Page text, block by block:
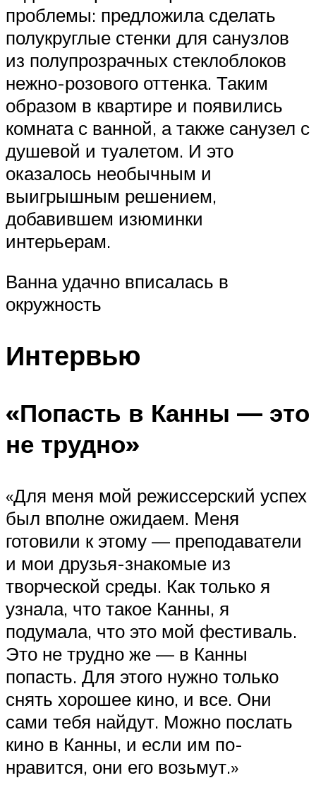
проблемы: предложила сделать
полукруглые стенки для санузлов
из полупрозрачных стеклоблоков
нежно-розового оттенка. Таким
образом в квартире и появились
комната с ванной, а также санузел с
душевой и туалетом. И это
оказалось необычным и
выигрышным решением,
добавившем изюминки
интерьерам.
Ванна удачно вписалась в
окружность
Интервью
«Попасть в Канны — это
не трудно»
«Для меня мой режиссерский успех
был вполне ожидаем. Меня
готовили к этому — преподаватели
и мои друзья-знакомые из
творческой среды. Как только я
узнала, что такое Канны, я
подумала, что это мой фестиваль.
Это не трудно же — в Канны
попасть. Для этого нужно только
снять хорошее кино, и все. Они
сами тебя найдут. Можно послать
кино в Канны, и если им по­
нравится, они его возьмут.»